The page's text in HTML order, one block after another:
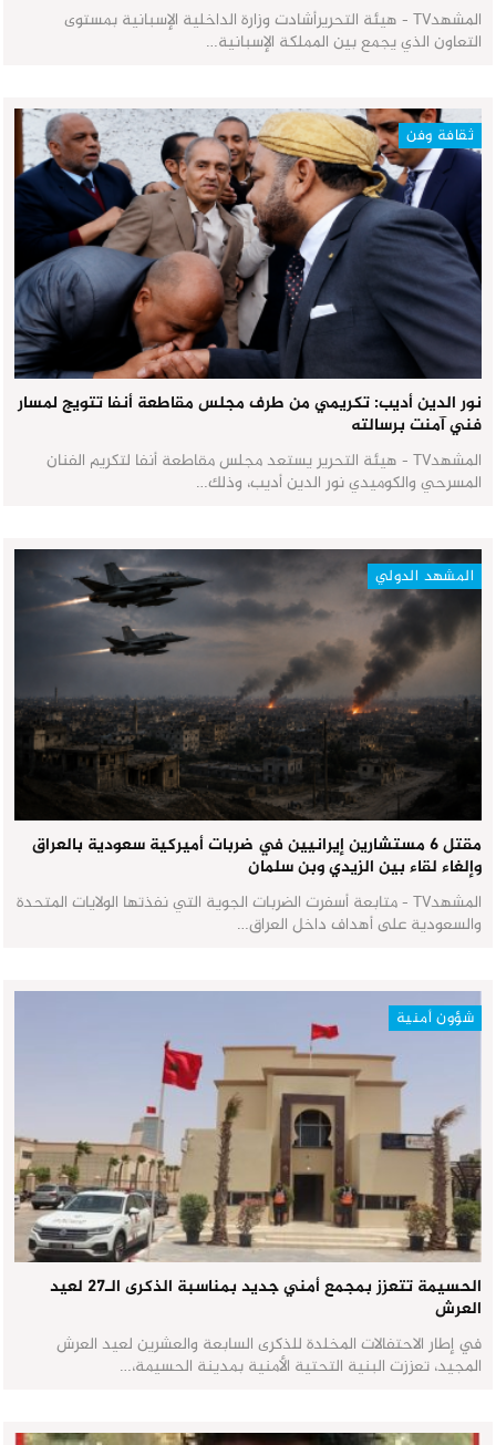
المشهدTV - هيئة التحريرأشادت وزارة الداخلية الإسبانية بمستوى
التعاون الذي يجمع بين المملكة الإسبانية…
ثقافة وفن
نور الدين أديب: تكريمي من طرف مجلس مقاطعة أنفا تتويج لمسار
فني آمنت برسالته
المشهدTV - هيئة التحرير يستعد مجلس مقاطعة أنفا لتكريم الفنان
المسرحي والكوميدي نور الدين أديب، وذلك…
المشهد الدولي
مقتل 6 مستشارين إيرانيين في ضربات أميركية سعودية بالعراق
وإلغاء لقاء بين الزيدي وبن سلمان
المشهدTV - متابعة أسفرت الضربات الجوية التي نفذتها الولايات المتحدة
والسعودية على أهداف داخل العراق…
شؤون أمنية
الحسيمة تتعزز بمجمع أمني جديد بمناسبة الذكرى الـ27 لعيد
العرش
في إطار الاحتفالات المخلدة للذكرى السابعة والعشرين لعيد العرش
المجيد، تعززت البنية التحتية الأمنية بمدينة الحسيمة،…